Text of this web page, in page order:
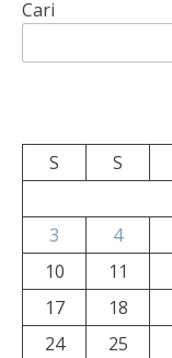
Cari
S
S
3
4
10
11
17
18
24
25